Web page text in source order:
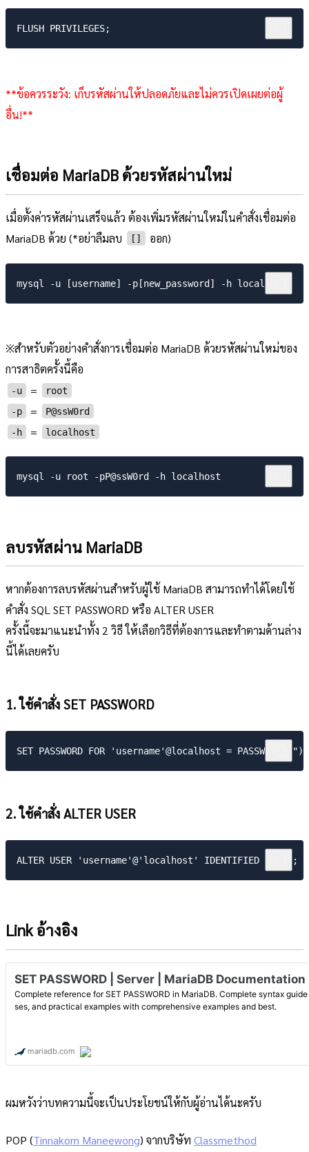
**ข้อควรระวัง: เก็บรหัสผ่านให้ปลอดภัยและไม่ควรเปิดเผยต่อผู้
อื่น!**
เชื่อมต่อ MariaDB ด้วยรหัสผ่านใหม่
เมื่อตั้งค่ารหัสผ่านเสร็จแล้ว ต้องเพิ่มรหัสผ่านใหม่ในคำสั่งเชื่อมต่อ
MariaDB ด้วย (*อย่าลืมลบ
[] ออก)
※สำหรับตัวอย่างคำสั่งการเชื่อมต่อ MariaDB ด้วยรหัสผ่านใหม่ของ
การสาธิตครั้งนี้คือ
-u =
root
-p
=
P@ssW0rd
-h
= localhost
ลบรหัสผ่าน MariaDB
หากต้องการลบรหัสผ่านสำหรับผู้ใช้ MariaDB สามารถทำได้โดยใช้
คำสั่ง SQL SET PASSWORD หรือ ALTER USER
ครั้งนี้จะมาแนะนำทั้ง 2 วิธี ให้เลือกวิธีที่ต้องการและทำตามด้านล่าง
นี้ได้เลยครับ
1. ใช้คำสั่ง SET PASSWORD
2. ใช้คำสั่ง ALTER USER
Link อ้างอิง
ผมหวังว่าบทความนี้จะเป็นประโยชน์ให้กับผู้อ่านได้นะครับ
POP (Tinnakorn Maneewong) จากบริษัท Classmethod